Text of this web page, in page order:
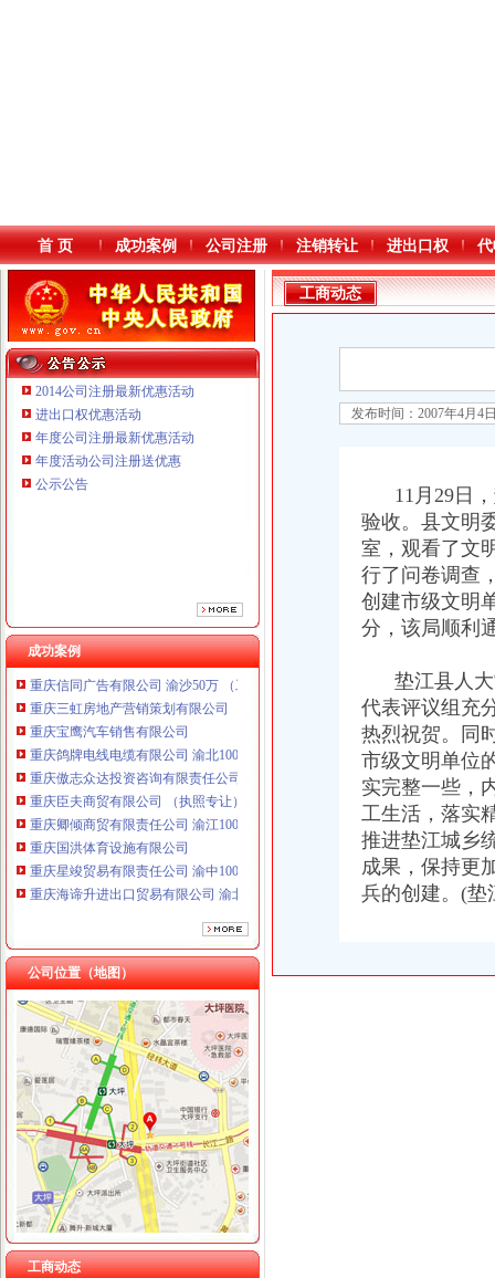
本站导航
首 页 成功案例 公司注册 注销转让 进出口权
2014公司注册最新优惠活动
进出口权优惠活动
年度公司注册最新优惠活动
年度活动公司注册送优惠
公示公告
成功案例
重庆鸽牌电线电缆有限公司 渝北10010万 (进出口权)
重庆星竣贸易有限责任公司 渝中100万 （进出口权）
重庆海谛升进出口贸易有限公司 渝北100万 （进出口权）
重庆奕欣锦诚商贸有限公司 渝九50万 （工商注册）
重庆信同广告有限公司 渝沙50万 （工商注册）
重庆三虹房地产营销策划有限公司
重庆宝鹰汽车销售有限公司
重庆鸽牌电线电缆有限公司 渝北10010万 (进出口权)
重庆傲志众达投资咨询有限责任公司 渝九1000万 （增资）
重庆臣夫商贸有限公司 （执照专让）
重庆卿倾商贸有限责任公司 渝江100万 （工商注册）
重庆国洪体育设施有限公司
重庆星竣贸易有限责任公司 渝中100万 （进出口权）
重庆海谛升进出口贸易有限公司 渝北100万 （进出口权）
重庆奕欣锦诚商贸有限公司 渝九50万 （工商注册）
重庆信同广告有限公司 渝沙50万 （工商注册）
重庆三虹房地产营销策划有限公司
重庆宝鹰汽车销售有限公司
公司位置（地图）
工商动态
工商动态
全市代理注销分公司区县局信用信息化岗位大练抽考和竞赛正式开考
高新区局围绕“三项重点工作、两项突破工作”代办注销分公司谋划2007年工作
梁平局重庆注销税务规范案件处罚决定书
国家工商总局市重庆注销税务场司领导到观音桥农贸市场视察工作
梁平局以“五个结合”贯彻温总理的重庆分公司注销批示
万州局重庆分公司注销全力服务地方经济
全市重庆注销分公司工商系统推出广告等级长效监管措施
工商动态
发布时间：2007年4月4
11月29日，
验收。县文明
室，观看了文
行了问卷调查
创建市级文明
分，该局顺利
垫江县人大
代表评议组充
热烈祝贺。同
市级文明单位
实完整一些，
工生活，落实
推进垫江城乡
成果，保持更
兵的创建。(垫